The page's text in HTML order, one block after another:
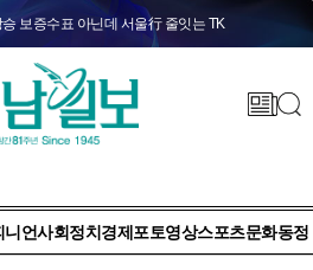
승 보증수표 아닌데 서울行 줄잇는 TK
니언사회정치 경제 포토영상스포츠문화동정